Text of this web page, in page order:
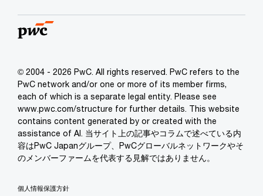
© 2004 - 2026 PwC. All rights reserved. PwC refers to the
PwC network and/or one or more of its member firms,
each of which is a separate legal entity. Please see
www.pwc.com/structure for further details. This website
contains content generated by or created with the
assistance of AI. 当サイト上の記事やコラムで述べている内
容はPwC Japanグループ、PwCグローバルネットワークやそ
のメンバーファームを代表する見解ではありません。
個人情報保護方針